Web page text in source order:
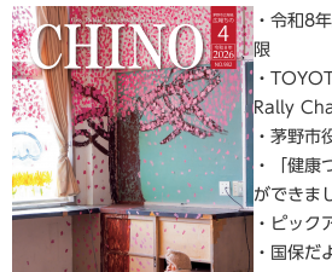
・令和8
限
・
Rally
・茅野市
・「健康
ができま
・ピック
・国保だ